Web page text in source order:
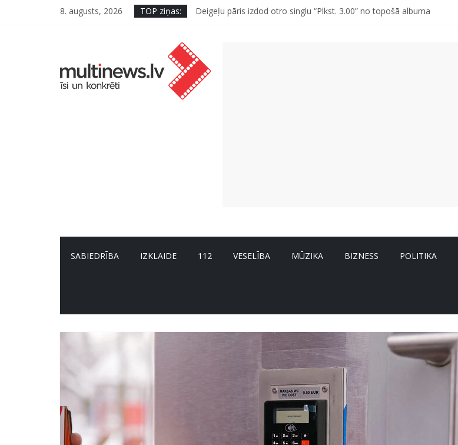
8. augusts, 2026 TOP ziņas:
Deigeļu pāris izdod otro singlu “Plkst. 3.00” no topošā albuma
“Virši” neto peļņa pirmajā pusgadā sasniedz 4,2 miljonus eiro
SABIEDRĪBA IZKLAIDE 112 VESELĪBA MŪZIKA BIZNESS POLITIKA